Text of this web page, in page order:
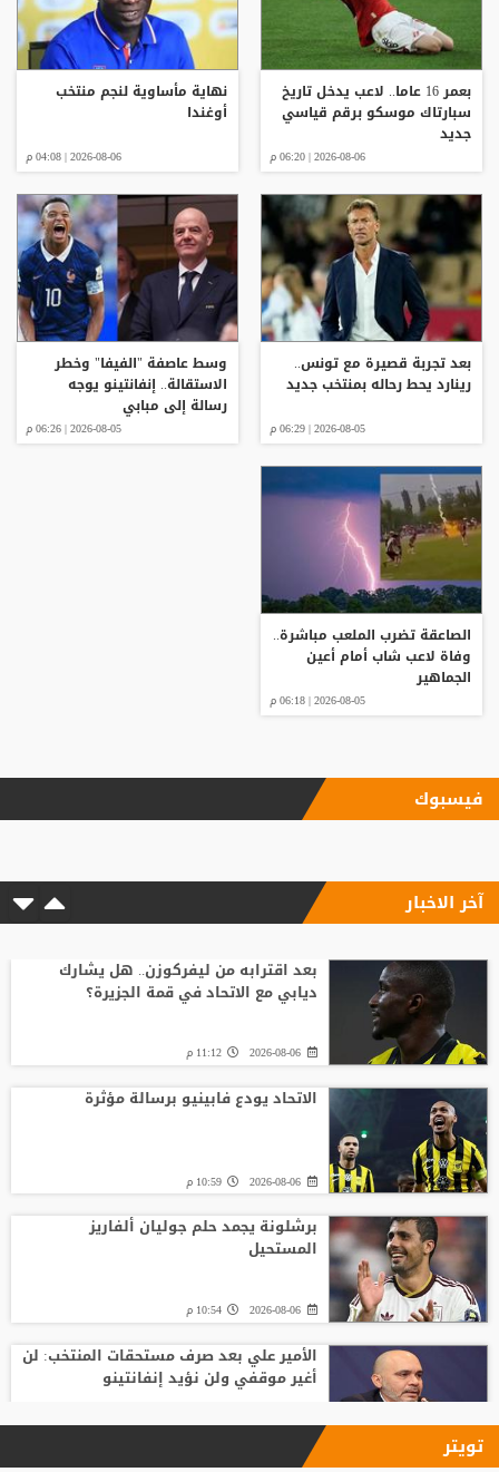
بعمر 16 عاما.. لاعب يدخل تاريخ
سبارتاك موسكو برقم قياسي
جديد
2026-08-06 | 06:20 م
نهاية مأساوية لنجم منتخب
أوغندا
2026-08-06 | 04:08 م
بعد تجربة قصيرة مع تونس..
رينارد يحط رحاله بمنتخب جديد
2026-08-05 | 06:29 م
وسط عاصفة "الفيفا" وخطر
الاستقالة.. إنفانتينو يوجه
رسالة إلى مبابي
2026-08-05 | 06:26 م
الصاعقة تضرب الملعب مباشرة..
وفاة لاعب شاب أمام أعين
الجماهير
2026-08-05 | 06:18 م
فيسبوك
آخر الاخبار
بعد اقترابه من ليفركوزن.. هل يشارك
ديابي مع الاتحاد في قمة الجزيرة؟
2026-08-06 11:12 م
الاتحاد يودع فابينيو برسالة مؤثرة
2026-08-06 10:59 م
برشلونة يجمد حلم جوليان ألفاريز
المستحيل
2026-08-06 10:54 م
الأمير علي بعد صرف مستحقات المنتخب: لن
أغير موقفي ولن نؤيد إنفانتينو
تويتر